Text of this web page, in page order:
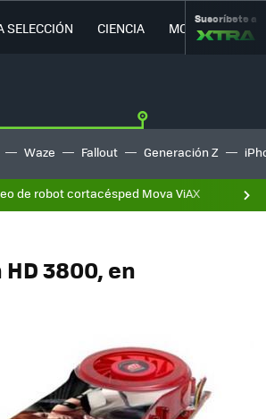
SELECCIÓN CIENCIA MOVILIDAD
Suscríbete a
Waze Fallout Generación Z
de robot cortacésped Mova ViAX
3800, en